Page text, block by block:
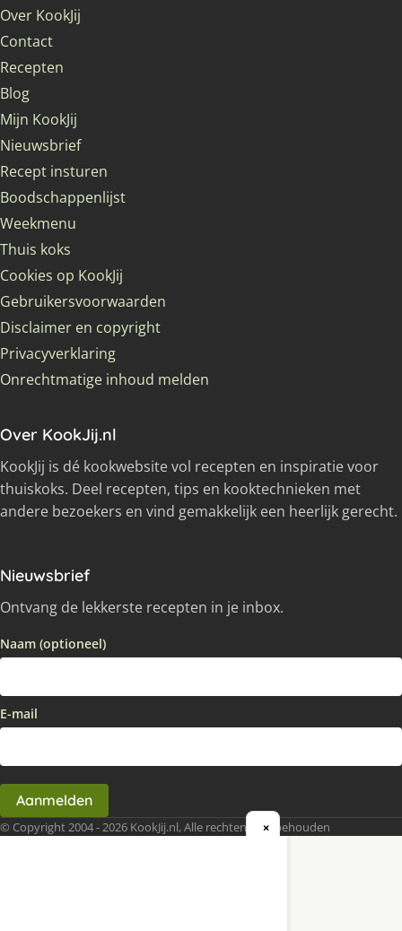
Over KookJij
Contact
Recepten
Blog
Mijn KookJij
Nieuwsbrief
Recept insturen
Boodschappenlijst
Weekmenu
Thuis koks
Cookies op KookJij
Gebruikersvoorwaarden
Disclaimer en copyright
Privacyverklaring
Onrechtmatige inhoud melden
Over KookJij.nl
KookJij is dé kookwebsite vol recepten en inspiratie voor
thuiskoks. Deel recepten, tips en kooktechnieken met
andere bezoekers en vind gemakkelijk een heerlijk gerecht.
Nieuwsbrief
Ontvang de lekkerste recepten in je inbox.
Naam (optioneel)
E-mail
Aanmelden
© Copyright 2004 - 2026 KookJij.nl, Alle rechten voorbehouden
×